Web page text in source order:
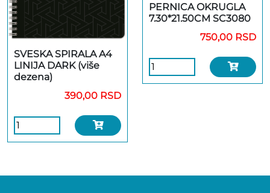
SVESKA SPIRALA A4
LINIJA DARK (više
dezena)
390,00 RSD
PERNICA OKRUGLA
7.30*21.50CM SC3080
750,00 RSD